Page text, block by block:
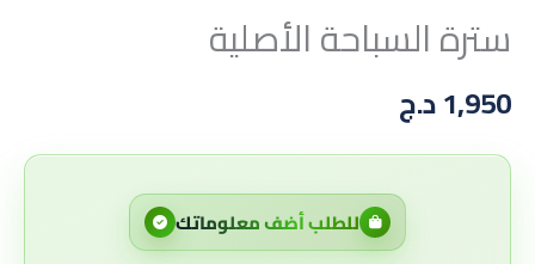
سترة السباحة الأصلية
1,950د.ج
للطلب أضف معلوماتك